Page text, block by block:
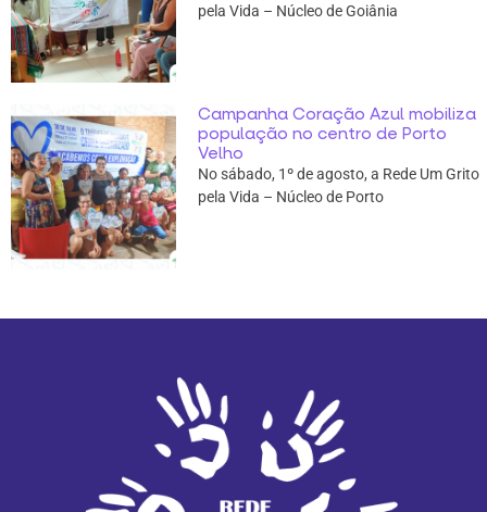
pela Vida – Núcleo de Goiânia
Campanha Coração Azul mobiliza
população no centro de Porto
Velho
No sábado, 1º de agosto, a Rede Um Grito
pela Vida – Núcleo de Porto